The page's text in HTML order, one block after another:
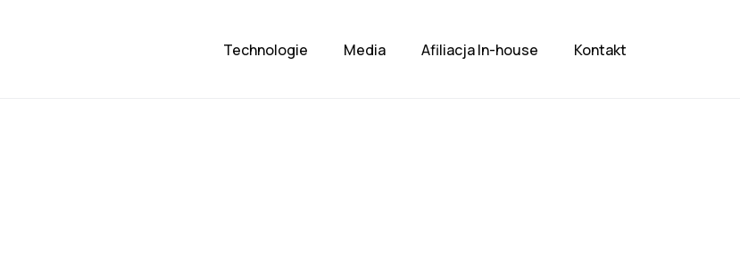
Technologie Media Afiliacja In-house Kontakt